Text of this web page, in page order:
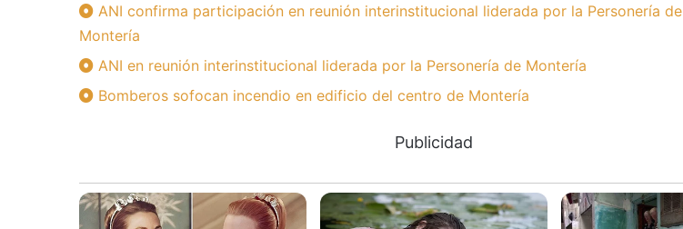
ANI confirma participación en reunión interinstitucional liderada por la Personería de
Montería
ANI en reunión interinstitucional liderada por la Personería de Montería
Bomberos sofocan incendio en edificio del centro de Montería
Publicidad